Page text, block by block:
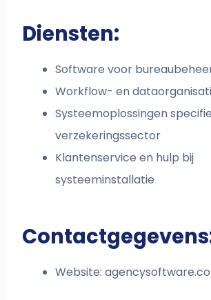
Diensten:
Software voor
Workflow- en
Systeemoplossingen
verzekeringssector
Klantenservice en hulp bij
systeeminstallatie
Website: